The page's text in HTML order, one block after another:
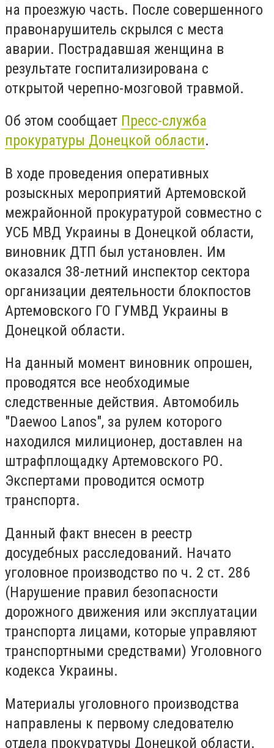
на проезжую часть. После совершенного
правонарушитель скрылся с места
аварии. Пострадавшая женщина в
результате госпитализирована с
открытой черепно-мозговой травмой.
Об этом сообщает Пресс-служба
прокуратуры Донецкой области.
В ходе проведения оперативных
розыскных мероприятий Артемовской
межрайонной прокуратурой совместно с
УСБ МВД Украины в Донецкой области,
виновник ДТП был установлен. Им
оказался 38-летний инспектор сектора
организации деятельности блокпостов
Артемовского ГО ГУМВД Украины в
Донецкой области.
На данный момент виновник опрошен,
проводятся все необходимые
следственные действия. Автомобиль
"Daewoo Lanos", за рулем которого
находился милиционер, доставлен на
штрафплощадку Артемовского РО.
Экспертами проводится осмотр
транспорта.
Данный факт внесен в реестр
досудебных расследований. Начато
уголовное производство по ч. 2 ст. 286
(Нарушение правил безопасности
дорожного движения или эксплуатации
транспорта лицами, которые управляют
транспортными средствами) Уголовного
кодекса Украины.
Материалы уголовного производства
направлены к первому следователю
отдела прокуратуры Донецкой области.